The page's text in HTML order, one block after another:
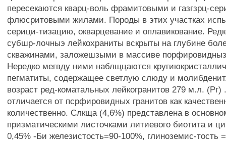
пересекаются кварц-воль фрамитовыми и газгзрц-
флюсритовыми жилами. Породы в этих участках
серици-тизацию, окварцевание и оплавикование.
субшр-лочныэ лейкохраниты вскрыты на глубине
скважинами, заложешзыми в массиве
Нередко мегвду ними наблщцаются
пегматиты, содержащее светлую слюду и
возраст ред-коматальных лейкогранитов 279 м.л. (Рг)
отличается от псрфировидных гранитов как
количественно. Слкща (4,6%) представлена в
призматическими листочками литиевого биотита и
0,45% -Би железистость=90-100%, глиноземис-тость